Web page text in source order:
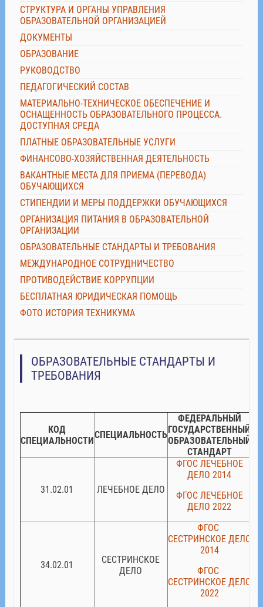
СТРУКТУРА И ОРГАНЫ УПРАВЛЕНИЯ
ОБРАЗОВАТЕЛЬНОЙ ОРГАНИЗАЦИЕЙ
ДОКУМЕНТЫ
ОБРАЗОВАНИЕ
РУКОВОДСТВО
ПЕДАГОГИЧЕСКИЙ СОСТАВ
МАТЕРИАЛЬНО-ТЕХНИЧЕСКОЕ ОБЕСПЕЧЕНИЕ И
ОСНАЩЕННОСТЬ ОБРАЗОВАТЕЛЬНОГО ПРОЦЕССА.
ДОСТУПНАЯ СРЕДА
ПЛАТНЫЕ ОБРАЗОВАТЕЛЬНЫЕ УСЛУГИ
ФИНАНСОВО-ХОЗЯЙСТВЕННАЯ ДЕЯТЕЛЬНОСТЬ
ВАКАНТНЫЕ МЕСТА ДЛЯ ПРИЕМА (ПЕРЕВОДА)
ОБУЧАЮЩИХСЯ
СТИПЕНДИИ И МЕРЫ ПОДДЕРЖКИ ОБУЧАЮЩИХСЯ
ОРГАНИЗАЦИЯ ПИТАНИЯ В ОБРАЗОВАТЕЛЬНОЙ
ОРГАНИЗАЦИИ
ОБРАЗОВАТЕЛЬНЫЕ СТАНДАРТЫ И ТРЕБОВАНИЯ
МЕЖДУНАРОДНОЕ СОТРУДНИЧЕСТВО
ПРОТИВОДЕЙСТВИЕ КОРРУПЦИИ
БЕСПЛАТНАЯ ЮРИДИЧЕСКАЯ ПОМОЩЬ
ФОТО ИСТОРИЯ ТЕХНИКУМА
ОБРАЗОВАТЕЛЬНЫЕ СТАНДАРТЫ И
ТРЕБОВАНИЯ
КОД
СПЕЦИАЛЬНОСТИ
СПЕЦИАЛЬНОСТЬ
ФЕДЕРАЛЬНЫЙ
ГОСУДАРСТВЕННЫЙ
ОБРАЗОВАТЕЛЬНЫЙ
СТАНДАРТ
31.02.01 ЛЕЧЕБНОЕ ДЕЛО
ФГОС ЛЕЧЕБНОЕ
ДЕЛO 2014
ФГОС ЛЕЧЕБНОЕ
ДЕЛO 2022
34.02.01
СЕСТРИНСКОЕ
ДЕЛО
ФГОС
СЕСТРИНСКОЕ ДЕЛO
2014
ФГОС
СЕСТРИНСКОЕ ДЕЛO
2022